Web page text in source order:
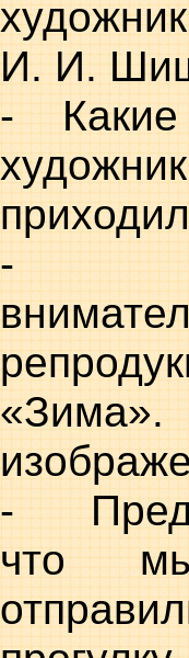
И. И.
- Какие
-
-
что